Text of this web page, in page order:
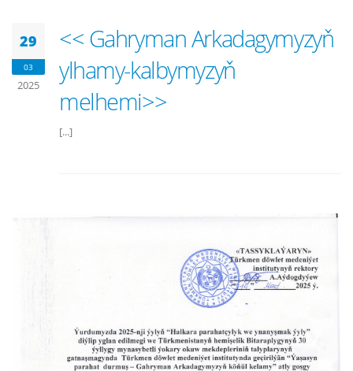
29
03
2025
<< Gahryman Arkadagymyzyň
ylhamy-kalbymyzyň
melhemi>>
[...]